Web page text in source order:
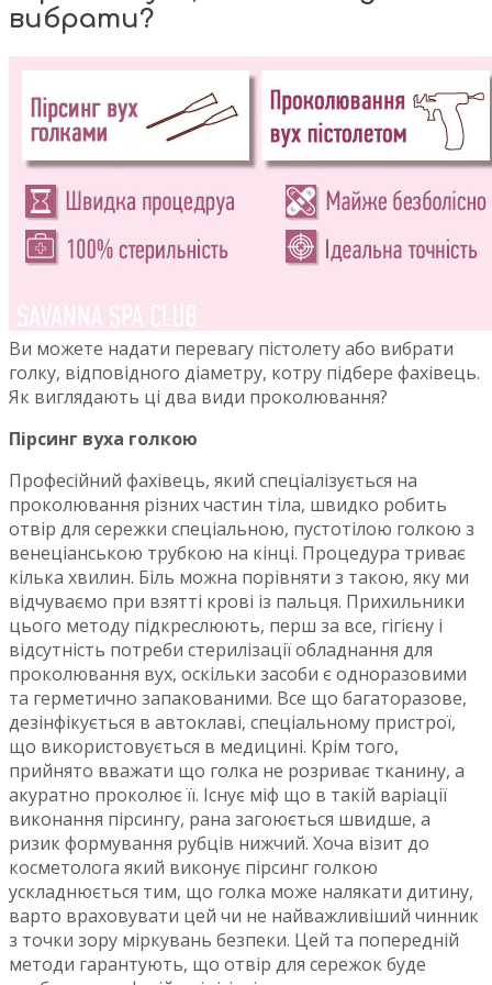
вибрати?
Ви можете надати перевагу пістолету або вибрати
голку, відповідного діаметру, котру підбере фахівець.
Як виглядають ці два види проколювання?
Пірсинг вуха голкою
Професійний фахівець, який спеціалізується на
проколювання різних частин тіла, швидко робить
отвір для сережки спеціальною, пустотілою голкою з
венеціанською трубкою на кінці. Процедура триває
кілька хвилин. Біль можна порівняти з такою, яку ми
відчуваємо при взятті крові із пальця. Прихильники
цього методу підкреслюють, перш за все, гігієну і
відсутність потреби стерилізації обладнання для
проколювання вух, оскільки засоби є одноразовими
та герметично запакованими. Все що багаторазове,
дезінфікується в автоклаві, спеціальному пристрої,
що використовується в медицині. Крім того,
прийнято вважати що голка не розриває тканину, а
акуратно проколює її. Існує міф що в такій варіації
виконання пірсингу, рана загоюється швидше, а
ризик формування рубців нижчий. Хоча візит до
косметолога який виконує пірсинг голкою
ускладнюється тим, що голка може налякати дитину,
варто враховувати цей чи не найважливіший чинник
з точки зору міркувань безпеки. Цей та попередній
методи гарантують, що отвір для сережок буде